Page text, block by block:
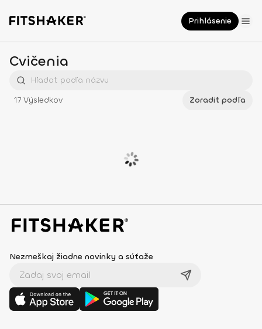
Prihlásenie
Cvičenia
17 Výsledkov Zoradiť podľa
Nezmeškaj žiadne novinky a súťaže